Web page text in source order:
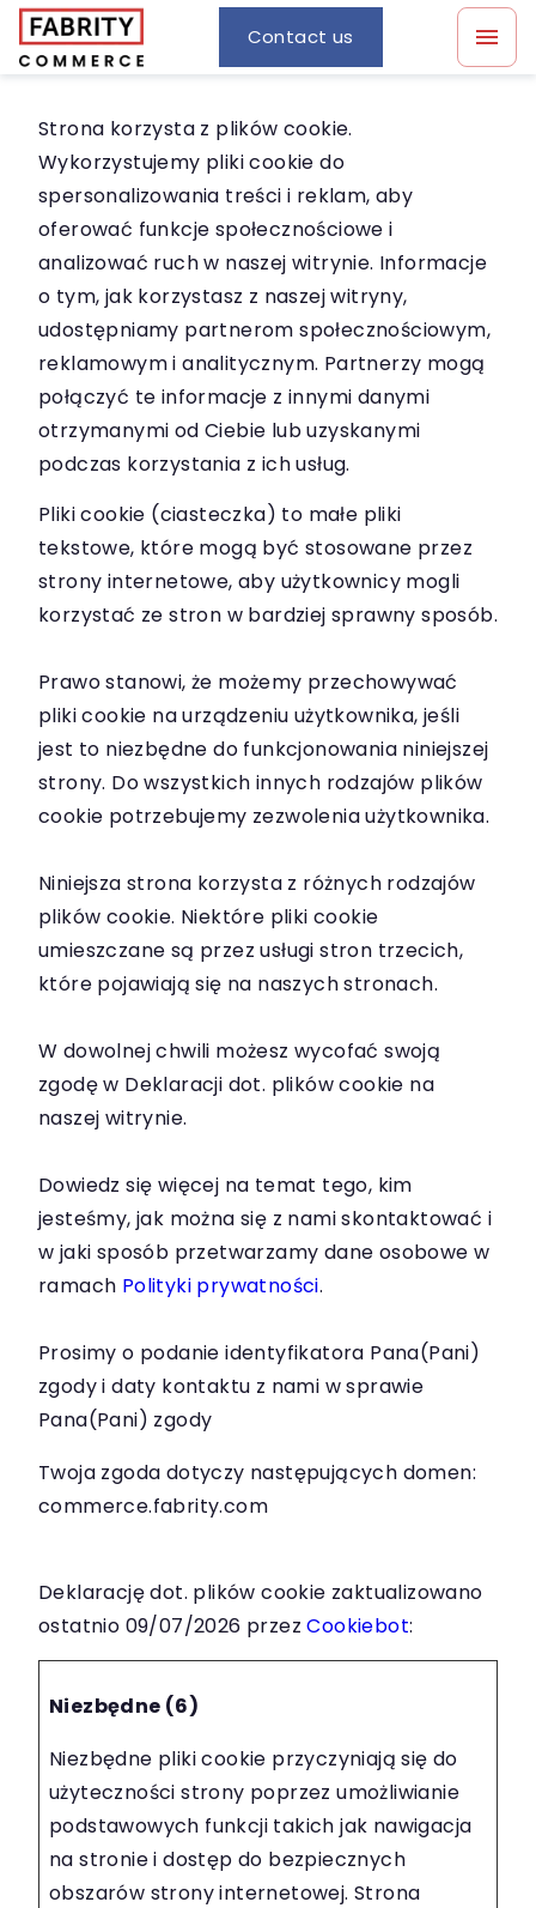
Contact us
Strona korzysta z plików cookie.
Wykorzystujemy pliki cookie do
spersonalizowania treści i reklam, aby
oferować funkcje społecznościowe i
analizować ruch w naszej witrynie. Informacje
o tym, jak korzystasz z naszej witryny,
udostępniamy partnerom społecznościowym,
reklamowym i analitycznym. Partnerzy mogą
połączyć te informacje z innymi danymi
otrzymanymi od Ciebie lub uzyskanymi
podczas korzystania z ich usług.
Pliki cookie (ciasteczka) to małe pliki
tekstowe, które mogą być stosowane przez
strony internetowe, aby użytkownicy mogli
korzystać ze stron w bardziej sprawny sposób.
Prawo stanowi, że możemy przechowywać
pliki cookie na urządzeniu użytkownika, jeśli
jest to niezbędne do funkcjonowania niniejszej
strony. Do wszystkich innych rodzajów plików
cookie potrzebujemy zezwolenia użytkownika.
Niniejsza strona korzysta z różnych rodzajów
plików cookie. Niektóre pliki cookie
umieszczane są przez usługi stron trzecich,
które pojawiają się na naszych stronach.
W dowolnej chwili możesz wycofać swoją
zgodę w Deklaracji dot. plików cookie na
naszej witrynie.
Dowiedz się więcej na temat tego, kim
jesteśmy, jak można się z nami skontaktować i
w jaki sposób przetwarzamy dane osobowe w
ramach Polityki prywatności.
Prosimy o podanie identyfikatora Pana(Pani)
zgody i daty kontaktu z nami w sprawie
Pana(Pani) zgody
Twoja zgoda dotyczy następujących domen:
commerce.fabrity.com
Deklarację dot. plików cookie zaktualizowano
ostatnio 09/07/2026 przezCookiebot:
Niezbędne (6)
Niezbędne pliki cookie przyczyniają się do
użyteczności strony poprzez umożliwianie
podstawowych funkcji takich jak nawigacja
na stronie i dostęp do bezpiecznych
obszarów strony internetowej. Strona